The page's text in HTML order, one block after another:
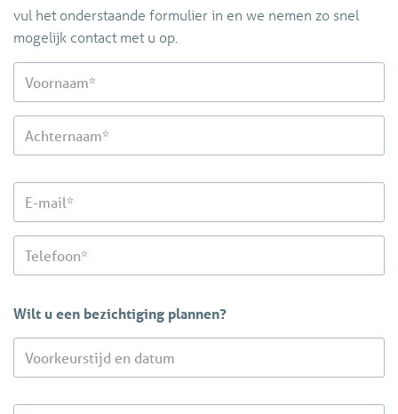
vul het onderstaande formulier in en we nemen zo snel
mogelijk contact met u op.
Wilt u een bezichtiging plannen?